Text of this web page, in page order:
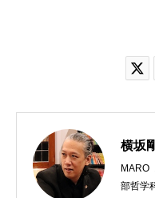

横坂
MARO
部哲学